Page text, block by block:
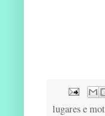
lugares e